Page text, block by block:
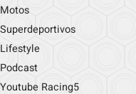
Motos
Superdeportivos
Lifestyle
Podcast
Youtube Racing5